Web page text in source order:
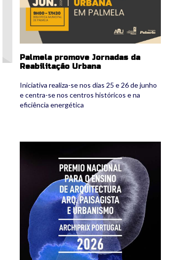
Palmela promove Jornadas da
Reabilitação Urbana
Iniciativa realiza-se nos dias 25 e 26 de junho
e centra-se nos centros históricos e na
eficiência energética